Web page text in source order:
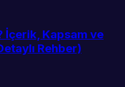
İçerik, Kapsam ve
Rehber)